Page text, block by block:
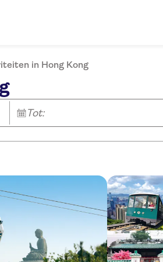
in Hong Kong
Tot: